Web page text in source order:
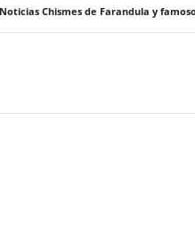
Chismes de Farandula y